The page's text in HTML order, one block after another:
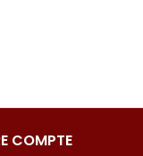
COMPTE